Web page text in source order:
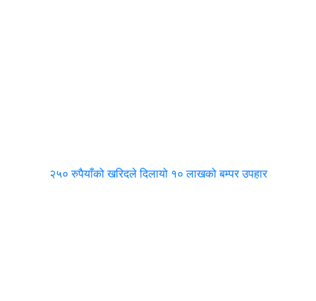
२५० रुपैयाँको खरिदले दिलायो १० लाखको बम्पर उपहार